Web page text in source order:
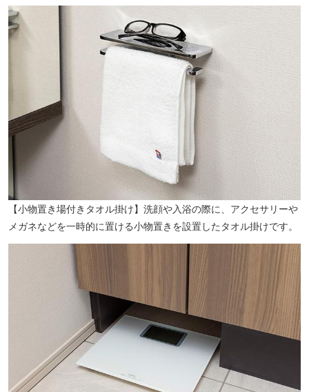
ヴィラまなびの森保育園（徒歩3分／約170m）
まことたかいど保育園（徒歩7分／約510m）
【小物置き場付きタオル掛け】洗顔や入浴の際に、アクセサリーや
メガネなどを一時的に置ける小物置きを設置したタオル掛けです。